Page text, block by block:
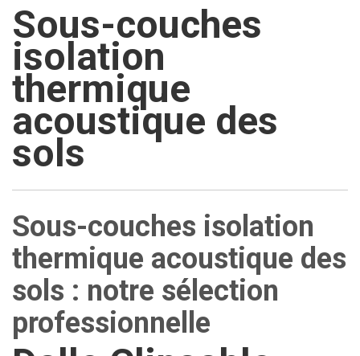
Sous-couches
isolation
thermique
acoustique des
sols
Sous-couches isolation
thermique acoustique des
sols : notre sélection
professionnelle